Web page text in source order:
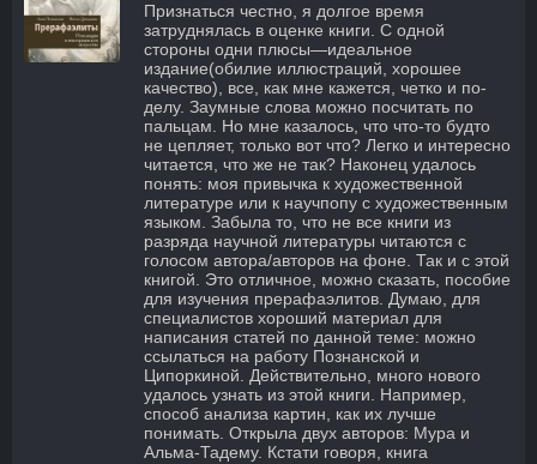
Признаться честно, я долгое время
затруднялась в оценке книги. С одной
стороны одни плюсы—идеальное
издание(обилие иллюстраций, хорошее
качество), все, как мне кажется, четко и по-
делу. Заумные слова можно посчитать по
пальцам. Но мне казалось, что что-то будто
не цепляет, только вот что? Легко и интересно
читается, что же не так? Наконец удалось
понять: моя привычка к художественной
литературе или к научпопу с художественным
языком. Забыла то, что не все книги из
разряда научной литературы читаются с
голосом автора/авторов на фоне. Так и с этой
книгой. Это отличное, можно сказать, пособие
для изучения прерафаэлитов. Думаю, для
специалистов хороший материал для
написания статей по данной теме: можно
ссылаться на работу Познанской и
Ципоркиной. Действительно, много нового
удалось узнать из этой книги. Например,
способ анализа картин, как их лучше
понимать. Открыла двух авторов: Мура и
Альма-Тадему. Кстати говоря, книга